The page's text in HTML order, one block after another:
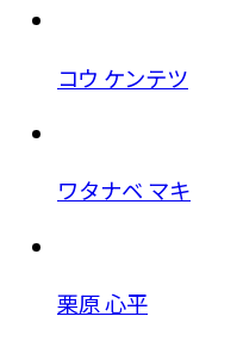
コウ ケンテツ
ワタナベ マキ
栗原 心平